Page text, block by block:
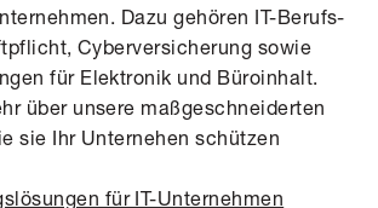
Dazu gehören IT-Berufs-
Cyberversicherung sowie
für Elektronik und Büroinhalt.
über unsere maßgeschneiderten
sie Ihr Unternehen schützen
für IT-Unternehmen